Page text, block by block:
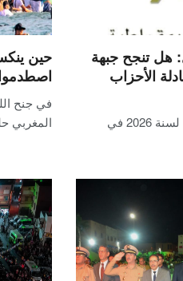
هل تنجح جبهة
الأحزاب
مع اقتراب موعد الانتخابات التشريعية لسنة 2026 في
حين
في جنح
المغربي